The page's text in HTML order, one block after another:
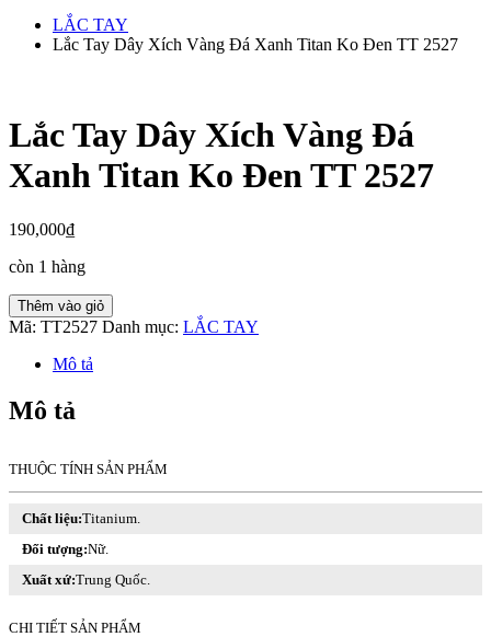
LẮC TAY
Lắc Tay Dây Xích Vàng Đá Xanh Titan Ko Đen TT 2527
Lắc Tay Dây Xích Vàng Đá
Xanh Titan Ko Đen TT 2527
190,000₫
còn 1 hàng
Lắc
Tay
Xích
Đá
Xanh
Ko
Đen
2527
lượng
Thêm vào giỏ
Mã: TT2527 Danh mục: LẮC TAY
Mô tả
Mô tả
THUỘC TÍNH SẢN PHẨM
Chất liệu:Titanium.
Đối tượng:Nữ.
Xuất xứ:Trung Quốc.
CHI TIẾT SẢN PHẨM